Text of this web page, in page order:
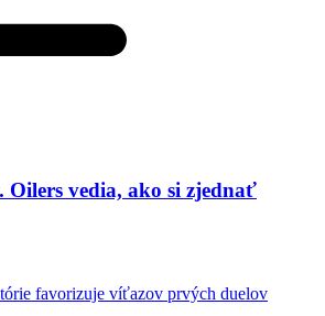
vedia, ako si zjednať